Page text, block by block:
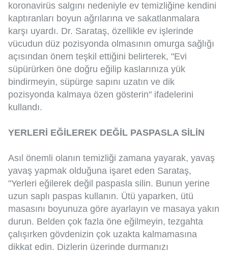
koronavirüs salgını nedeniyle ev temizliğine kendini
kaptıranları boyun ağrılarına ve sakatlanmalara
karşı uyardı. Dr. Sarataş, özellikle ev işlerinde
vücudun düz pozisyonda olmasının omurga sağlığı
açısından önem teşkil ettiğini belirterek, "Evi
süpürürken öne doğru eğilip kaslarınıza yük
bindirmeyin, süpürge sapını uzatın ve dik
pozisyonda kalmaya özen gösterin" ifadelerini
kullandı.
YERLERİ EĞİLEREK DEĞİL PASPASLA SİLİN
Asıl önemli olanın temizliği zamana yayarak, yavaş
yavaş yapmak olduğuna işaret eden Sarataş,
"Yerleri eğilerek değil paspasla silin. Bunun yerine
uzun saplı paspas kullanın. Ütü yaparken, ütü
masasını boyunuza göre ayarlayın ve masaya yakın
durun. Belden çok fazla öne eğilmeyin, tezgahta
çalışırken gövdenizin çok uzakta kalmamasına
dikkat edin. Dizlerin üzerinde durmanızı